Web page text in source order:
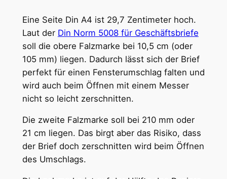
Eine Seite Din A4 ist 29,7 Zentimeter hoch.
Laut der Din Norm 5008 für Geschäftsbriefe
soll die obere Falzmarke bei 10,5 cm (oder
105 mm) liegen. Dadurch lässt sich der Brief
perfekt für einen Fensterumschlag falten und
wird auch beim Öffnen mit einem Messer
nicht so leicht zerschnitten.
Die zweite Falzmarke soll bei 210 mm oder
21 cm liegen. Das birgt aber das Risiko, dass
der Brief doch zerschnitten wird beim Öffnen
des Umschlags.